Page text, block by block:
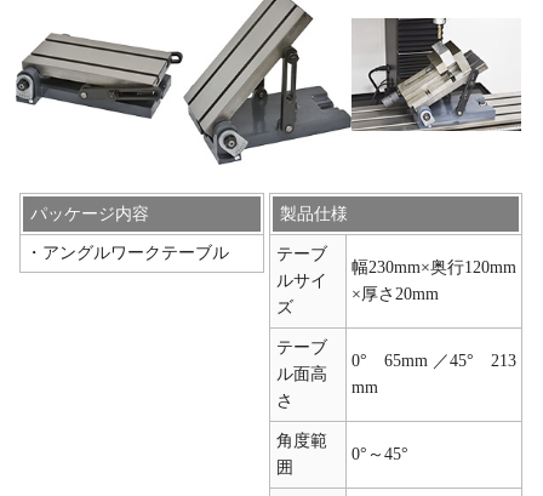
パッケージ内容
・アングルワークテーブル
製品仕様
テーブ
ルサイ
ズ
幅230mm×奥行120mm
×厚さ20mm
テーブ
ル面高
さ
0° 65mm ／45° 213
mm
角度範
囲
0°～45°